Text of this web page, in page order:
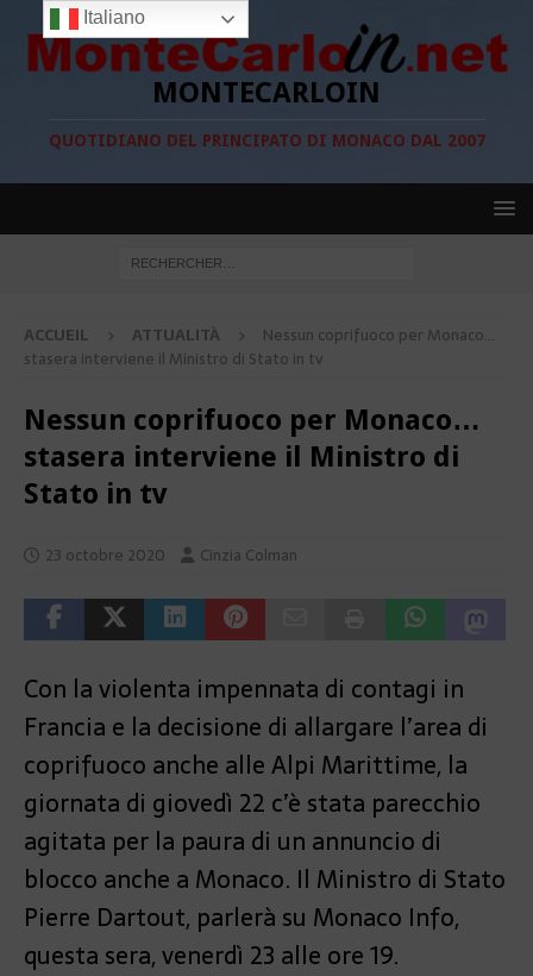
MONTECARLOIN
QUOTIDIANO DEL PRINCIPATO DI MONACO DAL 2007
ACCUEIL ATTUALITÀ
Nessun coprifuoco per Monaco…
stasera interviene il Ministro di Stato in tv
Nessun coprifuoco per Monaco…
stasera interviene il Ministro di
Stato in tv
23 octobre 2020 Cinzia Colman
Con la violenta impennata di contagi in
Francia e la decisione di allargare l’area di
coprifuoco anche alle Alpi Marittime, la
giornata di giovedì 22 c’è stata parecchio
agitata per la paura di un annuncio di
blocco anche a Monaco. Il Ministro di Stato
Pierre Dartout, parlerà su Monaco Info,
questa sera, venerdì 23 alle ore 19.
Italiano